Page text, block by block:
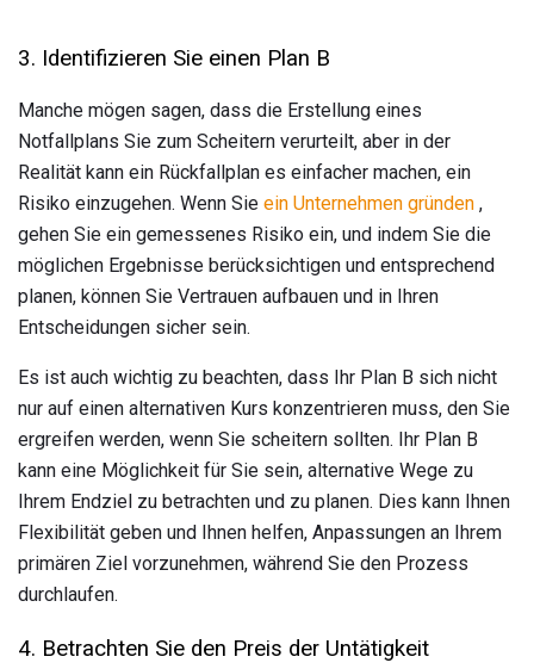
3. Identifizieren Sie einen Plan B
Manche mögen sagen, dass die Erstellung eines
Notfallplans Sie zum Scheitern verurteilt, aber in der
Realität kann ein Rückfallplan es einfacher machen, ein
Risiko einzugehen. Wenn Sie ein Unternehmen gründen ,
gehen Sie ein gemessenes Risiko ein, und indem Sie die
möglichen Ergebnisse berücksichtigen und entsprechend
planen, können Sie Vertrauen aufbauen und in Ihren
Entscheidungen sicher sein.
Es ist auch wichtig zu beachten, dass Ihr Plan B sich nicht
nur auf einen alternativen Kurs konzentrieren muss, den Sie
ergreifen werden, wenn Sie scheitern sollten. Ihr Plan B
kann eine Möglichkeit für Sie sein, alternative Wege zu
Ihrem Endziel zu betrachten und zu planen. Dies kann Ihnen
Flexibilität geben und Ihnen helfen, Anpassungen an Ihrem
primären Ziel vorzunehmen, während Sie den Prozess
durchlaufen.
4. Betrachten Sie den Preis der Untätigkeit